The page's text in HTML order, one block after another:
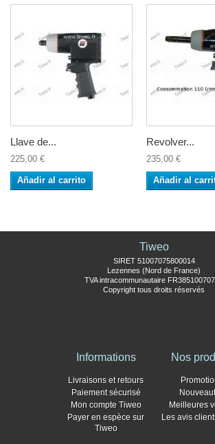
Llave de...
225,00 €
Añadir al carrito
Revolver...
235,00 €
Añadir al
Tiweo
SIRET 51007075800014
Lezennes (Nord de France)
TVA intracommunautaire
Copyright tous droits réservés
Informations
Livraisons et retours
Paiement sécurisé
Mon compte Tiweo
Payer en espèce sur
Tiweo
Nos
Meilleures
Les avis